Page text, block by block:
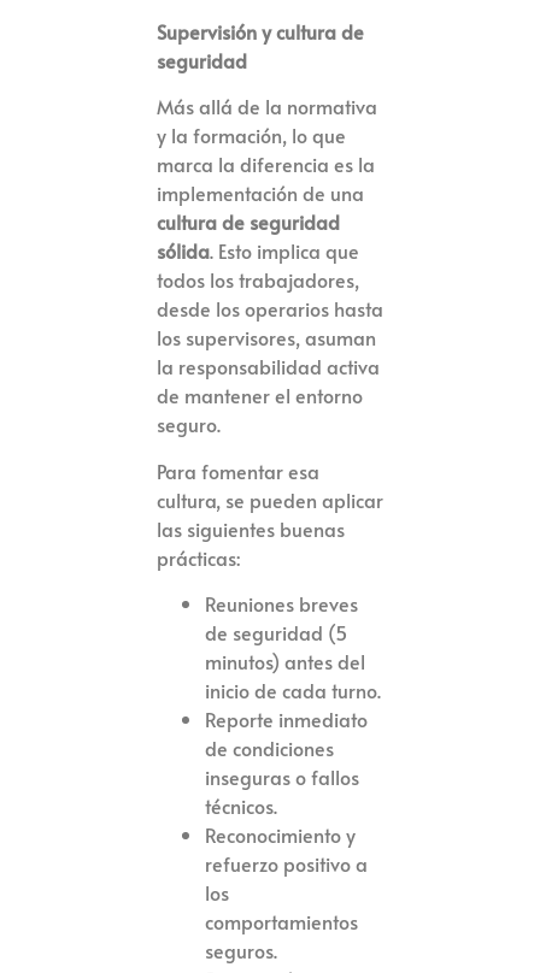
Supervisión y cultura de
seguridad
Más allá de la normativa
y la formación, lo que
marca la diferencia es la
implementación de una
cultura de seguridad
sólida. Esto implica que
todos los trabajadores,
desde los operarios hasta
los supervisores, asuman
la responsabilidad activa
de mantener el entorno
seguro.
Para fomentar esa
cultura, se pueden aplicar
las siguientes buenas
prácticas:
Reuniones breves
de seguridad (5
minutos) antes del
inicio de cada turno.
Reporte inmediato
de condiciones
inseguras o fallos
técnicos.
Reconocimiento y
refuerzo positivo a
los
comportamientos
seguros.